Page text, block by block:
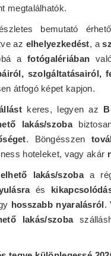
megtalálhatók.
bemutató
az elhelyezkedést, a
afotógalériában
szolgáltatásairól,
átfogó képet kapjon.
keres, legyen az
lakás/szoba
. Böngésszen
hoteleket, vagy akár
lakás/szobaa
és
hosszabb nyaralásról.
lakás/szoba